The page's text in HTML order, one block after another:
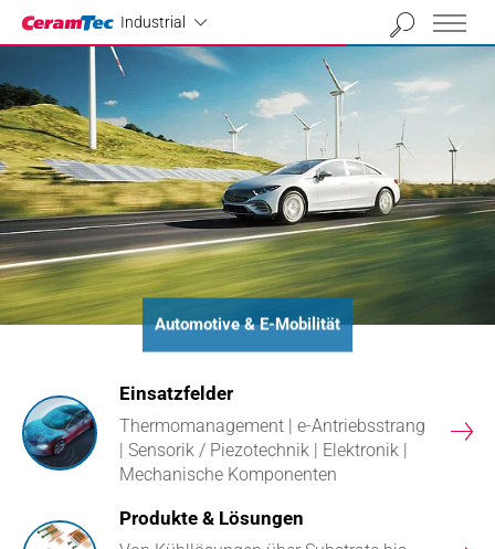
Industrial
Industrial
Automotive & E-Mobilität
Einsatzfelder
Thermomanagement | e-Antriebsstrang
| Sensorik / Piezotechnik | Elektronik |
Mechanische Komponenten
Produkte & Lösungen